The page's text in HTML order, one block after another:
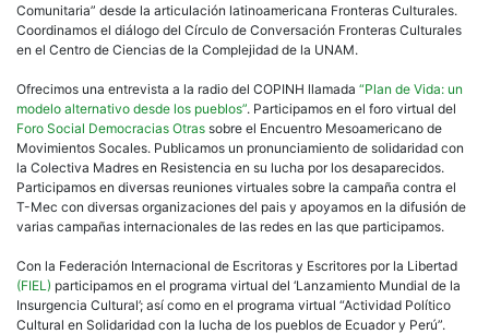
Comunitaria” desde la articulación latinoamericana Fronteras Culturales.
Coordinamos el diálogo del Círculo de Conversación Fronteras Culturales
en el Centro de Ciencias de la Complejidad de la UNAM.
Ofrecimos una entrevista a la radio del COPINH llamada “Plan de Vida: un
modelo alternativo desde los pueblos”. Participamos en el foro virtual del
Foro Social Democracias Otras sobre el Encuentro Mesoamericano de
Movimientos Socales. Publicamos un pronunciamiento de solidaridad con
la Colectiva Madres en Resistencia en su lucha por los desaparecidos.
Participamos en diversas reuniones virtuales sobre la campaña contra el
T-Mec con diversas organizaciones del pais y apoyamos en la difusión de
varias campañas internacionales de las redes en las que participamos.
Con la Federación Internacional de Escritoras y Escritores por la Libertad
(FIEL) participamos en el programa virtual del ‘Lanzamiento Mundial de la
Insurgencia Cultural’; así como en el programa virtual “Actividad Político
Cultural en Solidaridad con la lucha de los pueblos de Ecuador y Perú”.